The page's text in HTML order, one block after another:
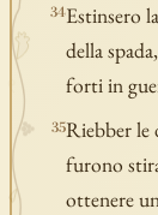
34Estinsero
della
forti in
35Riebber
furono
ottenere